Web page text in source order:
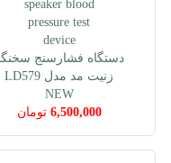
فشارسنج سخنگو
زنیت مد مدل LD579
تومان